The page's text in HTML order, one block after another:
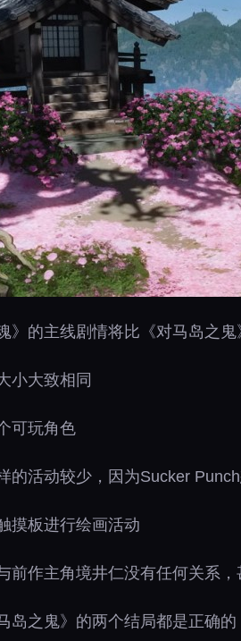
》的主线剧情将比《对马岛之鬼
小大致相同
可玩角色
的活动较少，因为Sucker
摸板进行绘画活动
前作主角境井仁没有任何关系
岛之鬼》的两个结局都是正确